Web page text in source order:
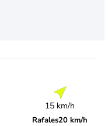
15 km/h
Rafales20 km/h